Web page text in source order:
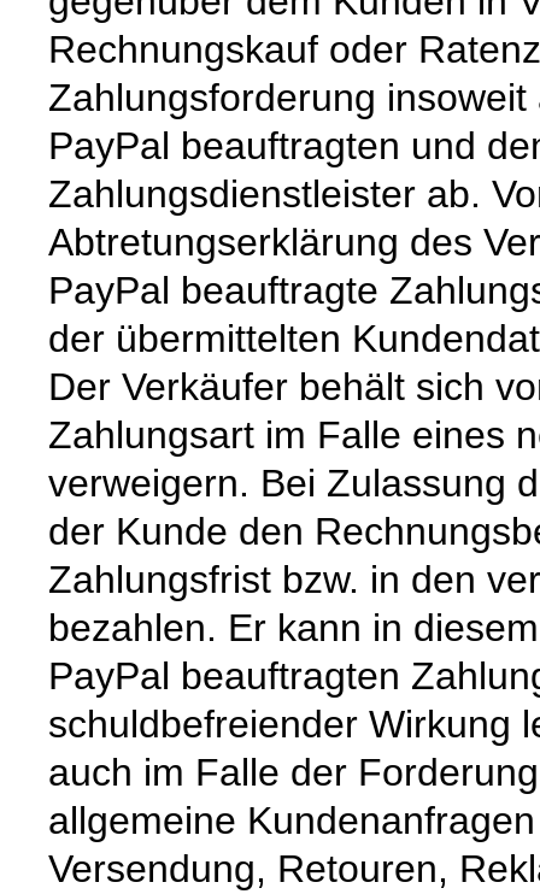
Rechnungskauf oder
Zahlungsforderung
PayPal beauftragten und
Zahlungsdienstleister ab.
Abtretungserklärung des
PayPal beauftragte
der übermittelten
Der Verkäufer behält sich
Zahlungsart im Falle eines
verweigern. Bei Zulassung
der Kunde den
Zahlungsfrist bzw. in den
bezahlen. Er kann in
PayPal beauftragten
schuldbefreiender Wirkung
auch im Falle der
allgemeine
Versendung, Retouren,